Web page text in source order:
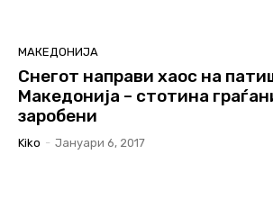
МАКЕДОНИЈА
Снегот направи хаос на
Македонија – стотина
заробени
Kiko - Јануари 6, 2017